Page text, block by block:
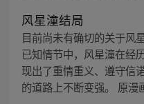
风星潼结局
目前尚未有确切的关于风
已知情节中，风星潼在经
现出了重情重义、遵守信
的道路上不断变强。 原漫